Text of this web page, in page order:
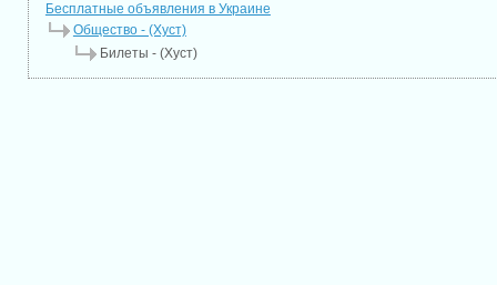
Бесплатные объявления в Украине
Общество - (Хуст)
Билеты - (Хуст)